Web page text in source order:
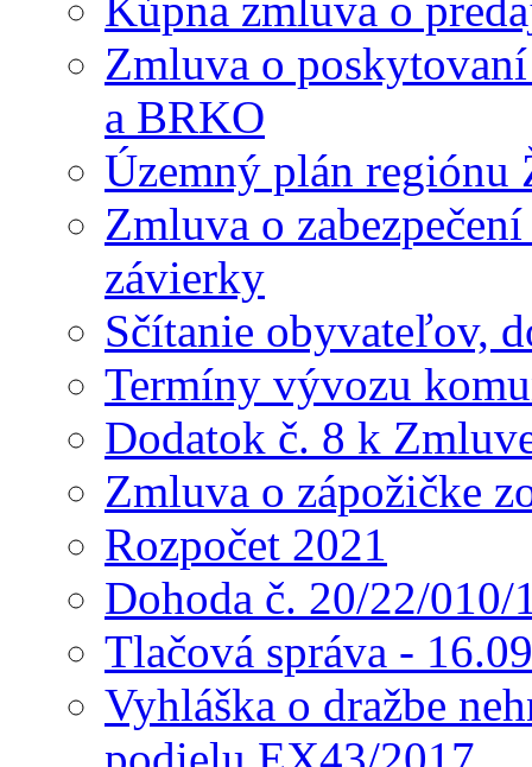
Zmluva o
a BRKO
Územný plán regiónu
Zmluva o
závierky
Sčítanie obyvateľov,
Termíny vývozu
Dodatok č. 8 k
Zmluva o zápožičke
Rozpočet 2021
Dohoda č. 20/22/
Tlačová správa -
Vyhláška o dražbe